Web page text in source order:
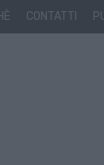
CONTATTI